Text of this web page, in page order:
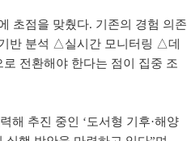
초점을 맞췄다. 기존의 경험 의존
반 분석 △실시간 모니터링 △데
전환해야 한다는 점이 집중 조
해 추진 중인 ‘도서형 기후·해양